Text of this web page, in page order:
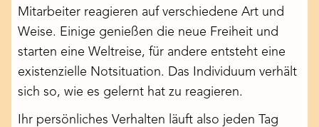
Mitarbeiter reagieren auf verschiedene Art und
Weise. Einige genießen die neue Freiheit und
starten eine Weltreise, für andere entsteht eine
existenzielle Notsituation. Das Individuum verhält
sich so, wie es gelernt hat zu reagieren.
Ihr persönliches Verhalten läuft also jeden Tag